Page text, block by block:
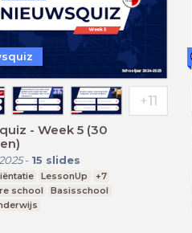
- Week 5 (30
- 15 slides
LessonUp
+7
school
Basisschool